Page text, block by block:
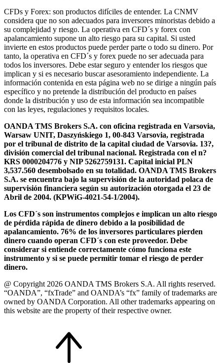
CFDs y Forex: son productos difíciles de entender. La CNMV
considera que no son adecuados para inversores minoristas debido a
su complejidad y riesgo. La operativa en CFD´s y forex con
apalancamiento supone un alto riesgo para su capital. Si usted
invierte en estos productos puede perder parte o todo su dinero. Por
tanto, la operativa en CFD´s y forex puede no ser adecuada para
todos los inversores. Debe estar seguro y entender los riesgos que
implican y si es necesario buscar asesoramiento independiente. La
información contenida en esta página web no se dirige a ningún país
específico y no pretende la distribución del producto en países
donde la distribución y uso de esta información sea incompatible
con las leyes, regulaciones y requisitos locales.
OANDA TMS Brokers S.A. con oficina registrada en Varsovia,
Warsaw UNIT, Daszyńskiego 1, 00-843 Varsovia, registrada
por el tribunal de distrito de la capital ciudad de Varsovia. 13?,
división comercial del tribunal nacional. Registrada con el n?
KRS 0000204776 y NIP 5262759131. Capital inicial PLN
3,537.560 desembolsado en su totalidad. OANDA TMS Brokers
S.A. se encuentra bajo la supervisión de la autoridad polaca de
supervisión financiera según su autorización otorgada el 23 de
Abril de 2004. (KPWiG-4021-54-1/2004).
Los CFD´s son instrumentos complejos e implican un alto riesgo
de pérdida rápida de dinero debido a la posibilidad de
apalancamiento. 76% de los inversores particulares pierden
dinero cuando operan CFD´s con este proveedor. Debe
considerar si entiende correctamente cómo funciona este
instrumento y si se puede permitir tomar el riesgo de perder
dinero.
@ Copyright 2026 OANDA TMS Brokers S.A. All rights reserved.
“OANDA”, “fxTrade” and OANDA’s “fx” family of trademarks are
owned by OANDA Corporation. All other trademarks appearing on
this website are the property of their respective owner.